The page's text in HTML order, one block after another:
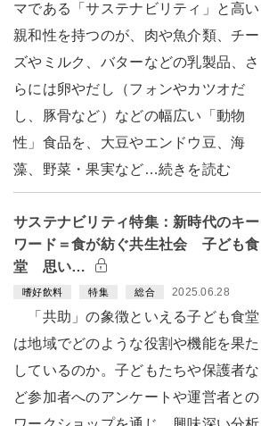
マである「サステナビリティ」と高い
親和性を持つのが、肉や魚介類、チー
ズやミルク、バターなどの乳製品、さ
らには卵やだし（フォンやカツオだ
し、豚骨など）などの幅広い「動物
性」食品を、大豆やエンドウ豆、海
藻、野菜・果実など…続きを読む
サステナビリティ特集：新時代のキー
ワード＝食が紡ぐ共生社会 子ども食
堂 思い…
嗜好飲料 特集 総合 2025.06.28
「共助」の象徴といえる子ども食堂
は地域でどのような役割や機能を果た
しているのか。子どもたちや保護者な
ど参加者へのアンケートや運営者との